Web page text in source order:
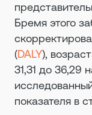
Бремя этого
(DALY),
31,31 до 36,29
показателя в